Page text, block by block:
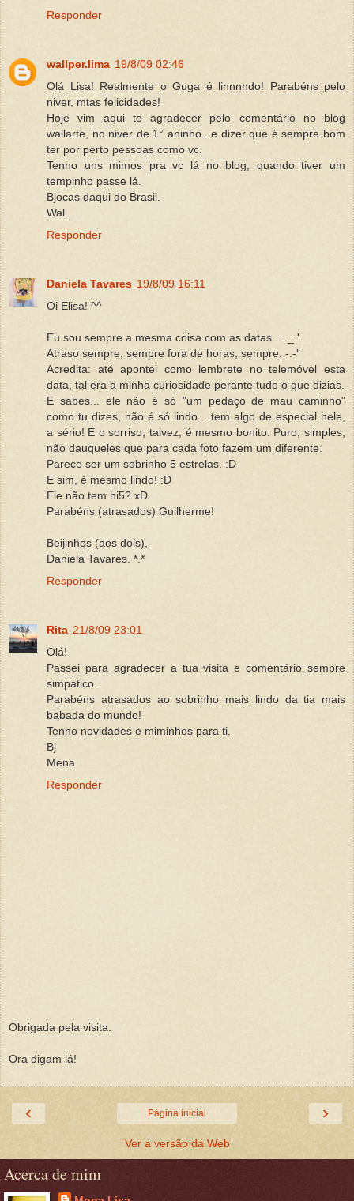
Responder
wallper.lima 19/8/09 02:46
Olá Lisa! Realmente o Guga é linnnndo! Parabéns pelo
niver, mtas felicidades!
Hoje vim aqui te agradecer pelo comentário no blog
wallarte, no niver de 1° aninho...e dizer que é sempre bom
ter por perto pessoas como vc.
Tenho uns mimos pra vc lá no blog, quando tiver um
tempinho passe lá.
Bjocas daqui do Brasil.
Wal.
Responder
Daniela Tavares 19/8/09 16:11
Oi Elisa! ^^
Eu sou sempre a mesma coisa com as datas... ._.'
Atraso sempre, sempre fora de horas, sempre. -.-'
Acredita: até apontei como lembrete no telemóvel esta
data, tal era a minha curiosidade perante tudo o que dizias.
E sabes... ele não é só "um pedaço de mau caminho"
como tu dizes, não é só lindo... tem algo de especial nele,
a sério! É o sorriso, talvez, é mesmo bonito. Puro, simples,
não dauqueles que para cada foto fazem um diferente.
Parece ser um sobrinho 5 estrelas. :D
E sim, é mesmo lindo! :D
Ele não tem hi5? xD
Parabéns (atrasados) Guilherme!
Beijinhos (aos dois),
Daniela Tavares. *.*
Responder
Rita 21/8/09 23:01
Olá!
Passei para agradecer a tua visita e comentário sempre
simpático.
Parabéns atrasados ao sobrinho mais lindo da tia mais
babada do mundo!
Tenho novidades e miminhos para ti.
Bj
Mena
Responder
Obrigada pela visita.
Ora digam lá!
‹ ›
Página inicial
Ver a versão da Web
Acerca de mim